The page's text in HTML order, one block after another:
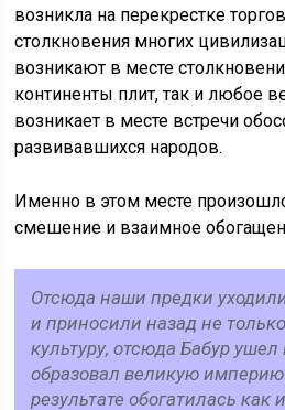
возникла на перекрестке
столкновения многих
возникают в месте
континенты плит, так и любое
возникает в месте встречи
развивавшихся народов.
Именно в этом месте
смешение и взаимное
Отсюда наши предки
и приносили назад не
культуру, отсюда Бабур
образовал великую
результате обогатилась как